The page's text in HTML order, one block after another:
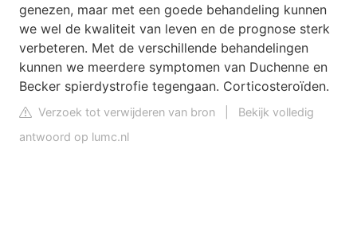
genezen, maar met een goede behandeling kunnen
we wel de kwaliteit van leven en de prognose sterk
verbeteren. Met de verschillende behandelingen
kunnen we meerdere symptomen van Duchenne en
Becker spierdystrofie tegengaan. Corticosteroïden.
Verzoek tot verwijderen van bron
Bekijk volledig
antwoord op lumc.nl